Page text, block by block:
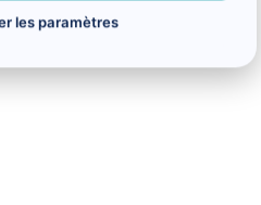
les paramètres